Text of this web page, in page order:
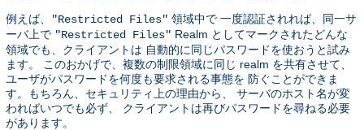
例えば、
"Restricted Files" 領域中で 一度認証されれば、同一サ
ーバ上で "Restricted Files" Realm としてマークされたどんな
領域でも、クライアントは 自動的に同じパスワードを使おうと試み
ます。 このおかげで、複数の制限領域に同じ realm を共有させて、
ユーザがパスワードを何度も要求される事態を 防ぐことができま
す。もちろん、セキュリティ上の理由から、 サーバのホスト名が変
わればいつでも必ず、 クライアントは再びパスワードを尋ねる必要
があります。